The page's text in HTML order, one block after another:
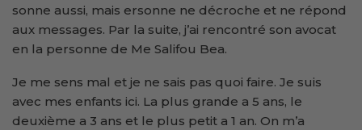
sonne aussi, mais ersonne ne décroche et ne répond
aux messages. Par la suite, j’ai rencontré son avocat
en la personne de Me Salifou Bea.
Je me sens mal et je ne sais pas quoi faire. Je suis
avec mes enfants ici. La plus grande a 5 ans, le
deuxième a 3 ans et le plus petit a 1 an. On m’a